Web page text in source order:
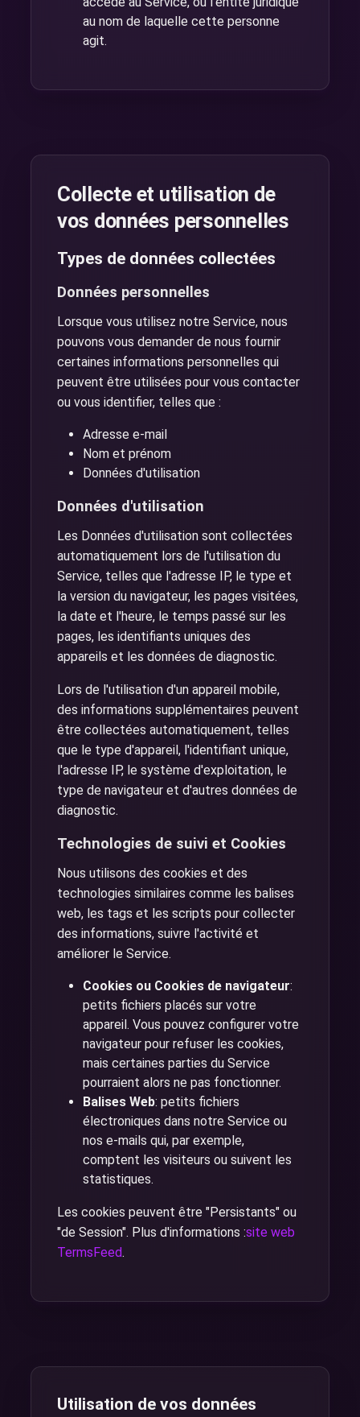
au nom de laquelle cette personne
agit.
Collecte et utilisation de
vos données personnelles
Types de données collectées
Données personnelles
Lorsque vous utilisez notre Service, nous
pouvons vous demander de nous fournir
certaines informations personnelles qui
peuvent être utilisées pour vous contacter
ou vous identifier, telles que :
Adresse e-mail
Nom et prénom
Données d'utilisation
Données d'utilisation
Les Données d'utilisation sont collectées
automatiquement lors de l'utilisation du
Service, telles que l'adresse IP, le type et
la version du navigateur, les pages visitées,
la date et l'heure, le temps passé sur les
pages, les identifiants uniques des
appareils et les données de diagnostic.
Lors de l'utilisation d'un appareil mobile,
des informations supplémentaires peuvent
être collectées automatiquement, telles
que le type d'appareil, l'identifiant unique,
l'adresse IP, le système d'exploitation, le
type de navigateur et d'autres données de
diagnostic.
Technologies de suivi et Cookies
Nous utilisons des cookies et des
technologies similaires comme les balises
web, les tags et les scripts pour collecter
des informations, suivre l'activité et
améliorer le Service.
Cookies ou Cookies de navigateur:
petits fichiers placés sur votre
appareil. Vous pouvez configurer votre
navigateur pour refuser les cookies,
mais certaines parties du Service
pourraient alors ne pas fonctionner.
Balises Web: petits fichiers
électroniques dans notre Service ou
nos e-mails qui, par exemple,
comptent les visiteurs ou suivent les
statistiques.
Les cookies peuvent être "Persistants" ou
"de Session". Plus d'informations :site web
TermsFeed.
Utilisation de vos données